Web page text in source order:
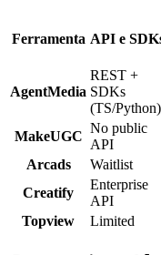
Ferramenta API e
AgentMedia
REST +
SDKs
(TS/Python)
MakeUGC
No public
API
Arcads
Waitlist
Creatify
Enterprise
API
Topview
Limited